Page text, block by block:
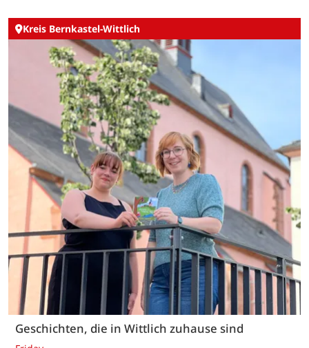
Kreis Bernkastel-Wittlich
Geschichten, die in Wittlich zuhause sind